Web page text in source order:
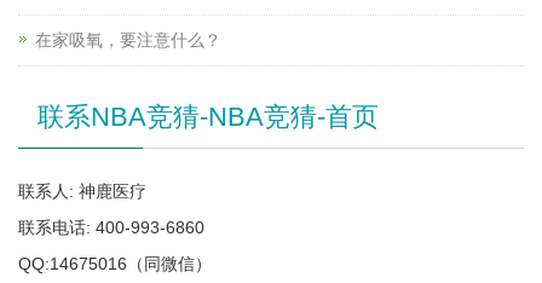
在家吸氧，要注意什么？
联系NBA竞猜-NBA竞猜-首页
联系人: 神鹿医疗
联系电话: 400-993-6860
QQ:14675016（同微信）